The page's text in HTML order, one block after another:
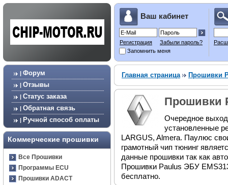
Ваш кабинет
Регистрация
Забыли пароль?
Запомнить меня
| Форум
| Отзывы
| Статус заказа
| Обратная связь
| Ручной способ оплаты
Коммерческие прошивки
Все Прошивки
Программы ECU
Прошивки ADACT
Главная страница Прошивки
Прошивки
Очередное
установленные
LARGUS, Almera. Паулюс
грамотный чип тюнинг
данные прошивки так как
Прошивки Paulus ЭБУ
бесплатно.